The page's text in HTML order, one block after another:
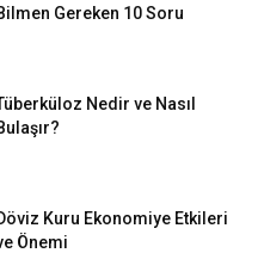
Gereken 10 Soru
Nedir ve Nasıl
Kuru Ekonomiye Etkileri
Önemi